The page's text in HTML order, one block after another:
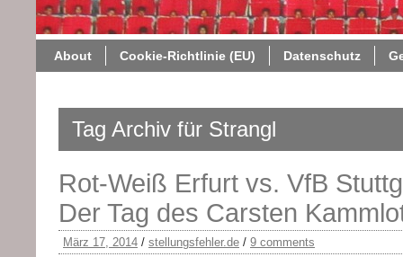
About Cookie-Richtlinie (EU) Datenschutz
Tag Archiv für Strangl
Rot-Weiß Erfurt vs. VfB
Der Tag des Carsten
März 17, 2014 / stellungsfehler.de / 9 comments